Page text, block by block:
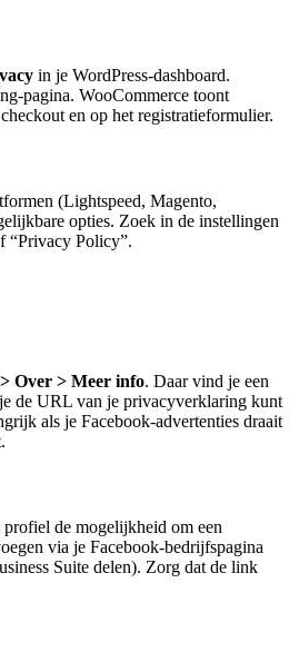
in je WordPress-dashboard.
pagina. WooCommerce toont
en op het registratieformulier.
(Lightspeed, Magento,
opties. Zoek in de instellingen
“Privacy Policy”.
Over > Meer info. Daar vind je een
de URL van je privacyverklaring kunt
als je Facebook-advertenties draait
de mogelijkheid om een
via je Facebook-bedrijfspagina
Suite delen). Zorg dat de link